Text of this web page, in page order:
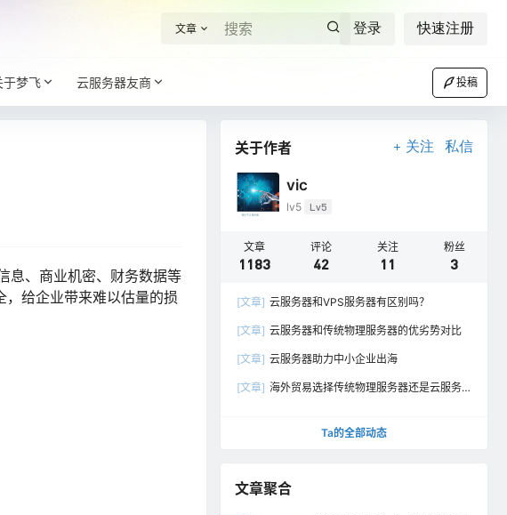
文章 登录 快速注册
于梦飞 云服务器友商 投稿
息、商业机密、财务数据等
，给企业带来难以估量的损
关于作者 关注 私信
vic
lv5 Lv5
文章
1183
评论
42
关注
11
粉丝
3
[文章] 云服务器和VPS服务器有区别吗？
[文章] 云服务器和传统物理服务器的优劣势对比
[文章] 云服务器助力中小企业出海
[文章] 海外贸易选择传统物理服务器还是云服务
Ta的全部动态
文章聚合